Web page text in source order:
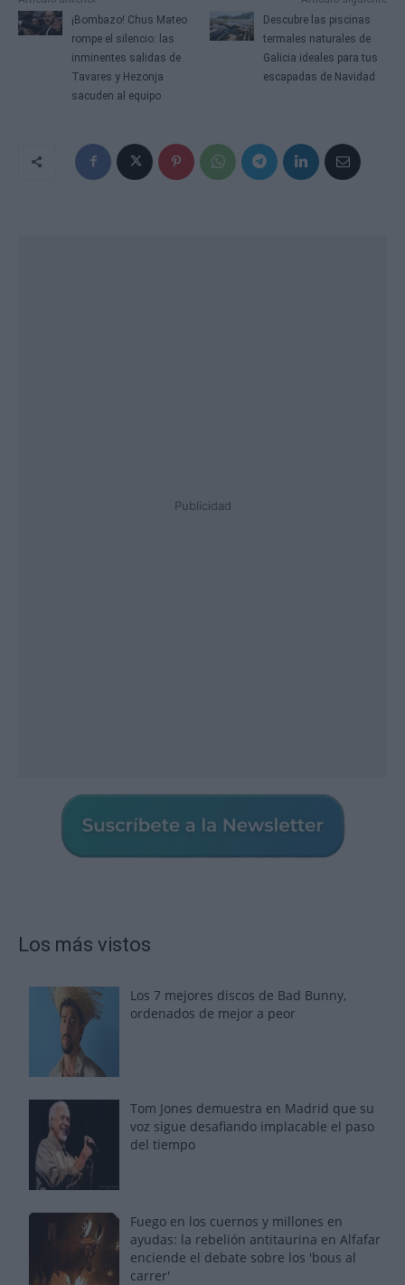
¡Bombazo! Chus Mateo
rompe el silencio: las
inminentes salidas de
Tavares y Hezonja
sacuden al equipo
Descubre las piscinas
termales naturales de
Galicia ideales para tus
escapadas de Navidad
Publicidad
Los más vistos
Los 7 mejores discos de Bad Bunny,
ordenados de mejor a peor
Tom Jones demuestra en Madrid que su
voz sigue desafiando implacable el paso
del tiempo
Fuego en los cuernos y millones en
ayudas: la rebelión antitaurina en Alfafar
enciende el debate sobre los 'bous al
carrer'